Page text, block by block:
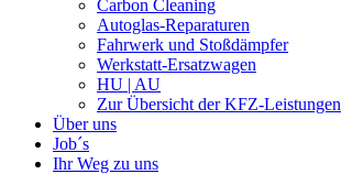
Carbon Cleaning
Autoglas-Reparaturen
Fahrwerk und Stoßdämpfer
Werkstatt-Ersatzwagen
HU | AU
Zur Übersicht der KFZ-Leistungen
Über uns
Job´s
Ihr Weg zu uns